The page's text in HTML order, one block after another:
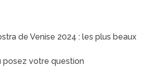
de Venise 2024 : les plus beaux
posez votre question